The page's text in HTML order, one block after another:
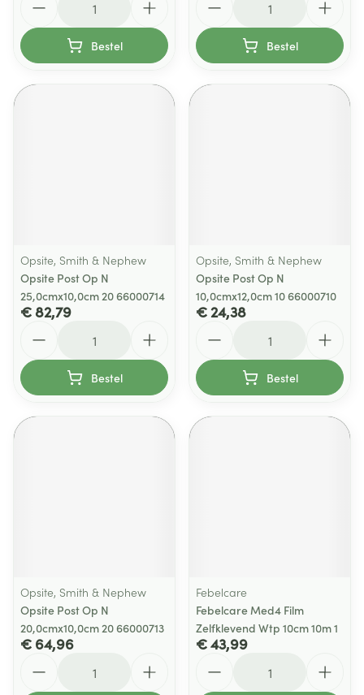
Bestel Bestel
Opsite, Smith & Nephew
Opsite Post Op N
25,0cmx10,0cm 20 66000714
€ 82,79
Bestel
Opsite, Smith & Nephew
Opsite Post Op N
10,0cmx12,0cm 10 66000710
€ 24,38
Bestel
Opsite, Smith & Nephew
Opsite Post Op N
20,0cmx10,0cm 20 66000713
€ 64,96
Febelcare
Febelcare Med4 Film
Zelfklevend Wtp 10cm 10m 1
€ 43,99